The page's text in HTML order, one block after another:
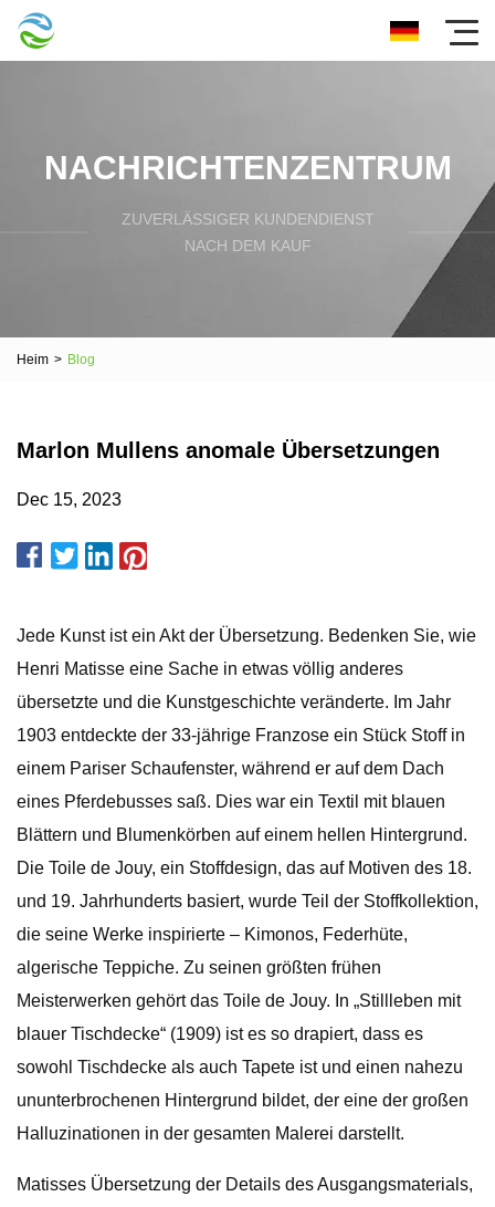
NACHRICHTENZENTRUM
ZUVERLÄSSIGER KUNDENDIENST
NACH DEM KAUF
Heim > Blog
Marlon Mullens anomale Übersetzungen
Dec 15, 2023
Jede Kunst ist ein Akt der Übersetzung. Bedenken Sie, wie
Henri Matisse eine Sache in etwas völlig anderes
übersetzte und die Kunstgeschichte veränderte. Im Jahr
1903 entdeckte der 33-jährige Franzose ein Stück Stoff in
einem Pariser Schaufenster, während er auf dem Dach
eines Pferdebusses saß. Dies war ein Textil mit blauen
Blättern und Blumenkörben auf einem hellen Hintergrund.
Die Toile de Jouy, ein Stoffdesign, das auf Motiven des 18.
und 19. Jahrhunderts basiert, wurde Teil der Stoffkollektion,
die seine Werke inspirierte – Kimonos, Federhüte,
algerische Teppiche. Zu seinen größten frühen
Meisterwerken gehört das Toile de Jouy. In „Stillleben mit
blauer Tischdecke“ (1909) ist es so drapiert, dass es
sowohl Tischdecke als auch Tapete ist und einen nahezu
ununterbrochenen Hintergrund bildet, der eine der großen
Halluzinationen in der gesamten Malerei darstellt.
Matisses Übersetzung der Details des Ausgangsmaterials,